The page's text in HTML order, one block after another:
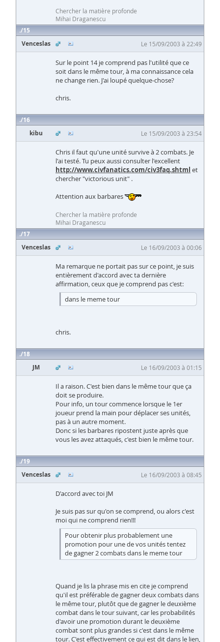
Chercher la matière profonde
Mihai Draganescu
15
Venceslas
Le 15/09/2003 à 22:49
Sur le point 14 je comprend pas l'utilité que ce
soit dans le même tour, à ma connaissance cela
ne change rien. J'ai loupé quelque-chose?
chris.
16
kibu
Le 15/09/2003 à 23:54
Chris il faut qu'une unité survive à 2 combats. Je
l'ai testé. Tu peux aussi consulter l'excellent
http://www.civfanatics.com/civ3faq.shtml et
chercher "victorious unit" .
Attention aux barbares
Chercher la matière profonde
Mihai Draganescu
17
Venceslas
Le 16/09/2003 à 00:06
Ma remarque ne portait pas sur ce point, je suis
entièrement d'accord avec ta dernière
affirmation, ceux que je comprend pas c'est:
dans le meme tour
chris.
18
JM
Le 16/09/2003 à 01:15
Il a raison. C'est bien dans le même tour que ça
doit se produire.
Pour info, un tour commence lorsque le 1er
joueur prend la main pour déplacer ses unités,
pas à un autre moment.
Donc si les barbares ripostent juste après que
vous les avez attaqués, c'est bien le même tour.
19
Venceslas
Le 16/09/2003 à 08:45
D'accord avec toi JM
Je suis pas sur qu'on se comprend, ou alors c'est
moi qui ne comprend rien!!!
Pour obtenir plus probablement une
promotion pour une de vos unités tentez
de gagner 2 combats dans le meme tour
Quand je lis la phrase mis en cite je comprend
qu'il est préférable de gagner deux combats dans
le même tour, plutôt que de gagner le deuxième
combat dans le tour suivant, car les probabilités
d'avoir une promotion durant le deuxième
combat sont plus grandes si c'est dans le même
tour. C'est effectivement ce qui est dit dans le lien,